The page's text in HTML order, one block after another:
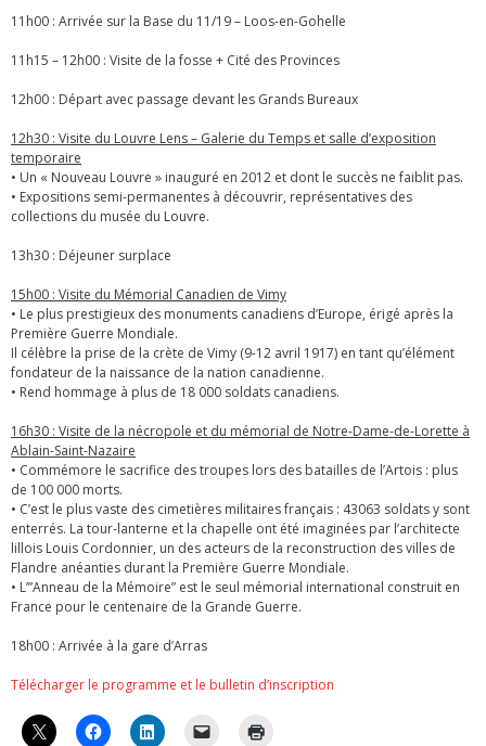
11h00 : Arrivée sur la Base du 11/19 – Loos-en-Gohelle
11h15 – 12h00 : Visite de la fosse + Cité des Provinces
12h00 : Départ avec passage devant les Grands Bureaux
12h30 : Visite du Louvre Lens – Galerie du Temps et salle d’exposition
temporaire
• Un « Nouveau Louvre » inauguré en 2012 et dont le succès ne faiblit pas.
• Expositions semi-permanentes à découvrir, représentatives des
collections du musée du Louvre.
13h30 : Déjeuner surplace
15h00 : Visite du Mémorial Canadien de Vimy
• Le plus prestigieux des monuments canadiens d’Europe, érigé après la
Première Guerre Mondiale.
Il célèbre la prise de la crète de Vimy (9-12 avril 1917) en tant qu’élément
fondateur de la naissance de la nation canadienne.
• Rend hommage à plus de 18 000 soldats canadiens.
16h30 : Visite de la nécropole et du mémorial de Notre-Dame-de-Lorette à
Ablain-Saint-Nazaire
• Commémore le sacrifice des troupes lors des batailles de l’Artois : plus
de 100 000 morts.
• C’est le plus vaste des cimetières militaires français : 43063 soldats y sont
enterrés. La tour-lanterne et la chapelle ont été imaginées par l’architecte
lillois Louis Cordonnier, un des acteurs de la reconstruction des villes de
Flandre anéanties durant la Première Guerre Mondiale.
• L’”Anneau de la Mémoire” est le seul mémorial international construit en
France pour le centenaire de la Grande Guerre.
18h00 : Arrivée à la gare d’Arras
Télécharger le programme et le bulletin d’inscription